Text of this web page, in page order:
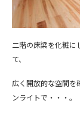
二階の床梁を化粧
て、
広く開放的な空間を
ンライトで・・・。